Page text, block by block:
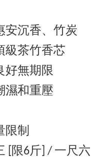
安沉香、竹炭
級茶竹香芯
好無期限
濕和重壓
限制
[
限6斤] / 一尺六